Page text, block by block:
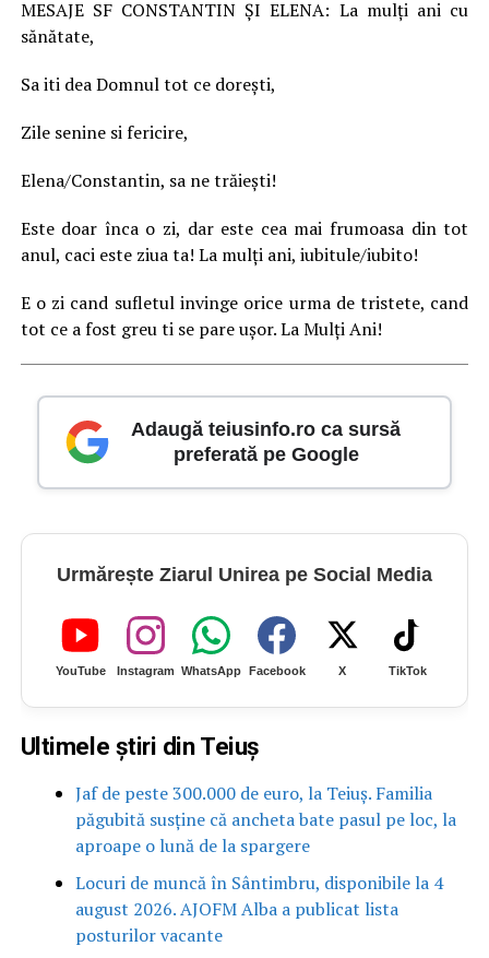
MESAJE SF CONSTANTIN ŞI ELENA: La mulţi ani cu
sănătate,
Sa iti dea Domnul tot ce doreşti,
Zile senine si fericire,
Elena/Constantin, sa ne trăieşti!
Este doar înca o zi, dar este cea mai frumoasa din tot
anul, caci este ziua ta! La mulţi ani, iubitule/iubito!
E o zi cand sufletul invinge orice urma de tristete, cand
tot ce a fost greu ti se pare uşor. La Mulţi Ani!
Adaugă teiusinfo.ro ca sursă
preferată pe Google
Urmărește Ziarul Unirea pe Social Media
YouTube Instagram WhatsApp Facebook X TikTok
Ultimele știri din Teiuș
Jaf de peste 300.000 de euro, la Teiuș. Familia
păgubită susține că ancheta bate pasul pe loc, la
aproape o lună de la spargere
Locuri de muncă în Sântimbru, disponibile la 4
august 2026. AJOFM Alba a publicat lista
posturilor vacante